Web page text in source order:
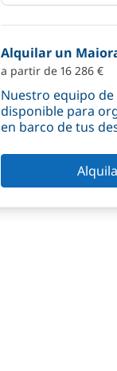
Alquilar un
a partir de 16 286 €
Nuestro equipo
disponible para
en barco de tus